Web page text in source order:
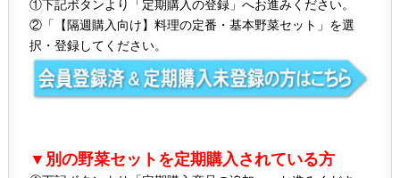
①下記ボタンより「定期購入の登録」へお進みください。
②「【隔週購入向け】料理の定番・基本野菜セット」を選
択・登録してください。
▼別の野菜セットを定期購入されている方